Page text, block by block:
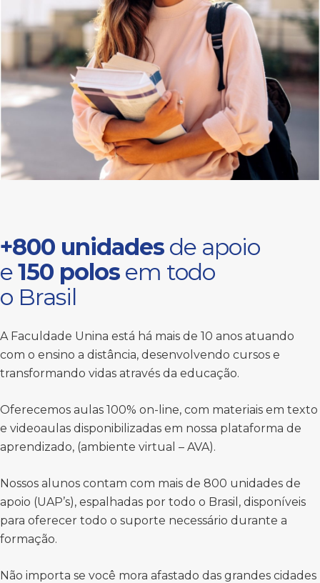
+800 unidades de apoio
e150 polos em todo
o Brasil
A Faculdade Unina está há mais de 10 anos atuando
com o ensino a distância, desenvolvendo cursos e
transformando vidas através da educação.
Oferecemos aulas 100% on-line, com materiais em texto
e videoaulas disponibilizadas em nossa plataforma de
aprendizado, (ambiente virtual – AVA).
Nossos alunos contam com mais de 800 unidades de
apoio (UAP’s), espalhadas por todo o Brasil, disponíveis
para oferecer todo o suporte necessário durante a
formação.
Não importa se você mora afastado das grandes cidades